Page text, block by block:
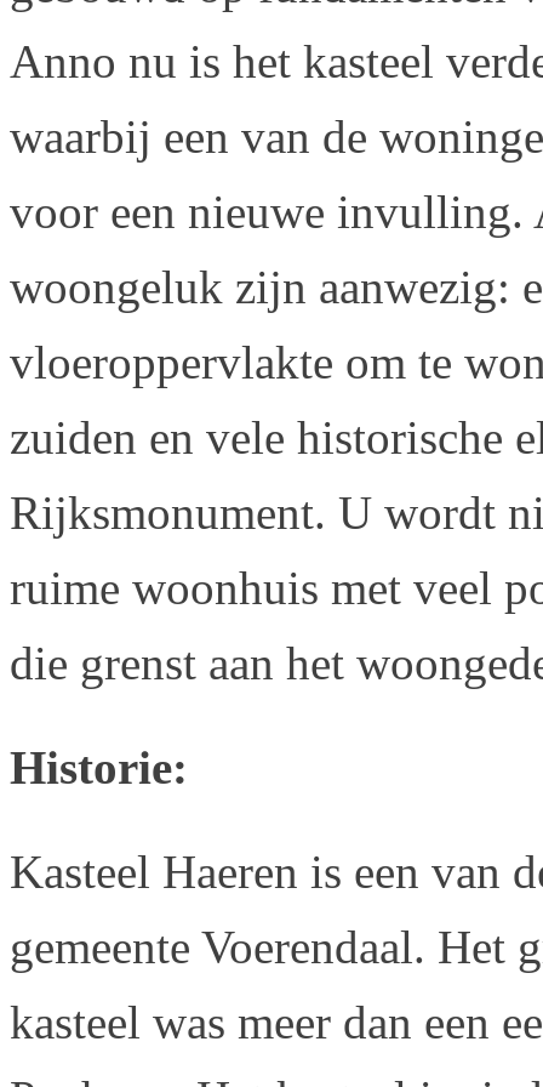
Anno nu is het kasteel
waarbij een van de
voor een nieuwe
woongeluk zijn aanwezig:
vloeroppervlakte om te
zuiden en vele historische
Rijksmonument. U wordt
ruime woonhuis met veel
die grenst aan het
Historie:
Kasteel Haeren is een van
gemeente Voerendaal. Het
kasteel was meer dan een